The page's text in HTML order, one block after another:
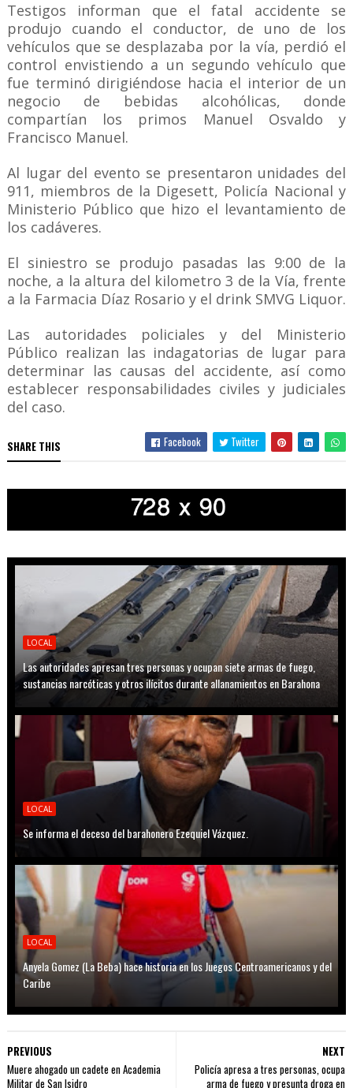
Testigos informan que el fatal accidente se
produjo cuando el conductor, de uno de los
vehículos que se desplazaba por la vía, perdió el
control envistiendo a un segundo vehículo que
fue terminó dirigiéndose hacia el interior de un
negocio de bebidas alcohólicas, donde
compartían los primos Manuel Osvaldo y
Francisco Manuel.
Al lugar del evento se presentaron unidades del
911, miembros de la Digesett, Policía Nacional y
Ministerio Público que hizo el levantamiento de
los cadáveres.
El siniestro se produjo pasadas las 9:00 de la
noche, a la altura del kilometro 3 de la Vía, frente
a la Farmacia Díaz Rosario y el drink SMVG Liquor.
Las autoridades policiales y del Ministerio
Público realizan las indagatorias de lugar para
determinar las causas del accidente, así como
establecer responsabilidades civiles y judiciales
del caso.
SHARE THIS Facebook Twitter
LOCAL
Las autoridades apresan tres personas y ocupan siete armas de fuego,
sustancias narcóticas y otros ilícitos durante allanamientos en Barahona
LOCAL
Se informa el deceso del barahonero Ezequiel Vázquez.
LOCAL
Anyela Gomez (La Beba) hace historia en los Juegos Centroamericanos y del
Caribe
NEXT
Policía apresa a tres personas, ocupa
arma de fuego y presunta droga en
PREVIOUS
Muere ahogado un cadete en Academia
Militar de San Isidro